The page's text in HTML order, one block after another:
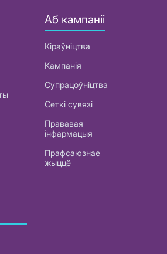
Аб кампаніі
Кіраўніцтва
Кампанія
Супрацоўніцтва
Сеткі сувязі
Прававая
інфармацыя
Прафсаюзнае
жыццё